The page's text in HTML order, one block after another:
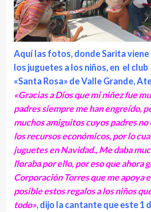
Aquílas fotos, donde Sarita
los juguetes a los niños, en el
«Santa Rosa» de Valle Grande,
«Gracias a Dios que mi niñez fue
padres siempre me han engreído,
muchos amiguitos cuyos padres no
los recursos económicos, por lo
juguetes en Navidad., Me daba
lloraba por ello, por eso que ahora
Corporación Torres que me apoya
posible estos regalos a los niños
todo», dijo la cantante que este 1